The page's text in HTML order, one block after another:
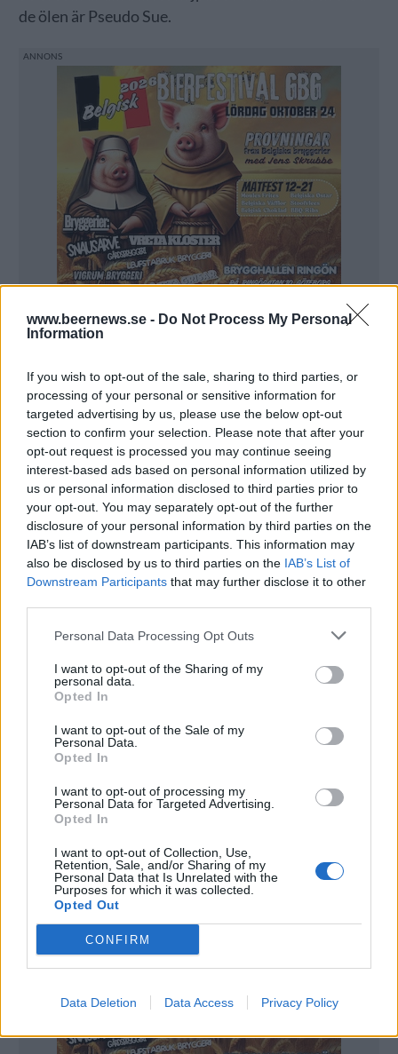
www.beernews.se - Do Not Process My Personal
Information
If you wish to opt-out of the sale, sharing to third parties, or
processing of your personal or sensitive information for
targeted advertising by us, please use the below opt-out
section to confirm your selection. Please note that after your
opt-out request is processed you may continue seeing
interest-based ads based on personal information utilized by
us or personal information disclosed to third parties prior to
your opt-out. You may separately opt-out of the further
disclosure of your personal information by third parties on the
IAB’s list of downstream participants. This information may
also be disclosed by us to third parties on the IAB’s List of
Downstream Participants that may further disclose it to other
Personal Data Processing Opt Outs
I want to opt-out of the Sharing of my
personal data.
Opted In
I want to opt-out of the Sale of my
Personal Data.
Opted In
I want to opt-out of processing my
Personal Data for Targeted Advertising.
Opted In
I want to opt-out of Collection, Use,
Retention, Sale, and/or Sharing of my
Personal Data that Is Unrelated with the
Purposes for which it was collected.
Opted Out
CONFIRM
Data Deletion Data Access Privacy Policy
de ölen är Pseudo Sue.
Problemet här var att Chicago Field Museum hade
varumärkesskyddat just namnet Sue i samband med
kopplingar till Tyrannosaurus Rex, då man har ett
skelett på just en sådan som är döpt till Sue.
– Inledningsvis var museet väldigt hårda att driva
linjen att skydda sitt varumärke, sade Toppling
Goliaths advokat Martha Engel tillTechdirt.
Men när parterna hade pratat mer med varandra
tillsammans, säger Toppling Goliaths delägare Clark
Lewey.
Resultatet blir nu att bryggeriet ändrar sina
etiketter på ölen Pseudo Sue och King Sue. På de nya
att få reklam, och alla är nöjda.